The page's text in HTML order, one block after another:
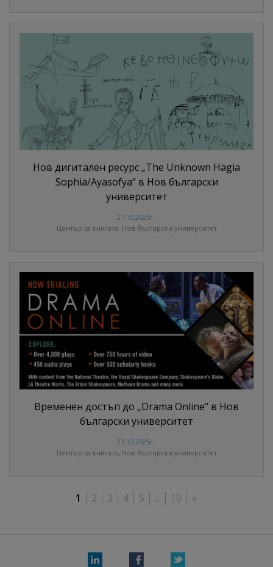
Нов дигитален ресурс „The Unknown Hagia
Sophia/Ayasofya“ в Нов български
университет
27.10.2025г.
Център за книгата, Нов български университет
Временен достъп до „Drama Online“ в Нов
български университет
23.10.2025г.
Център за книгата, Нов български университет
1 2 3 4 5 ... 10 »